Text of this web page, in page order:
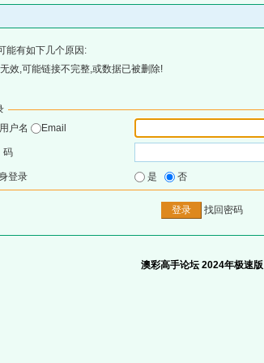
能有如下几个原因:
效,可能链接不完整,或数据已被删除!
用户名
Email
码
登录 是 否
找回密码
澳彩高手论坛 2024年极速版